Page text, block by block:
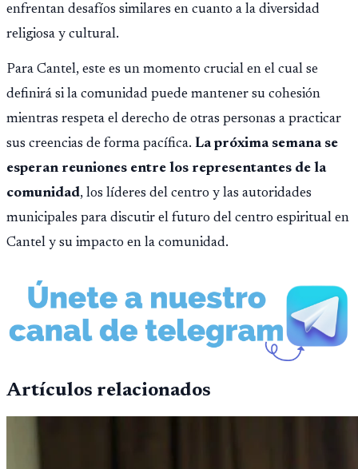
enfrentan desafíos similares en cuanto a la diversidad
religiosa y cultural.
Para Cantel, este es un momento crucial en el cual se
definirá si la comunidad puede mantener su cohesión
mientras respeta el derecho de otras personas a practicar
sus creencias de forma pacífica. La próxima semana se
esperan reuniones entre los representantes de la
comunidad, los líderes del centro y las autoridades
municipales para discutir el futuro del centro espiritual en
Cantel y su impacto en la comunidad.
Artículos relacionados